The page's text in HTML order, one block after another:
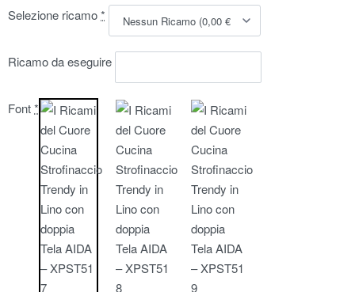
Selezione ricamo*
Ricamo da eseguire
Font*